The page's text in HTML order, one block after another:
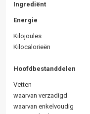
Ingrediënt
Energie
Kilojoules
Kilocalorieën
Hoofdbestanddelen
Vetten
waarvan verzadigd
waarvan enkelvoudig